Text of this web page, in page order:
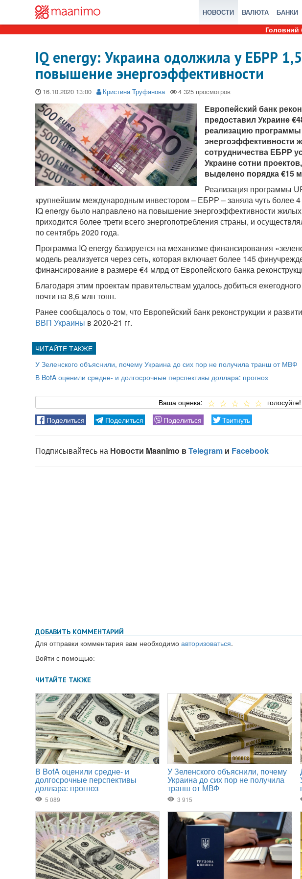
НОВОСТИ ВАЛЮТА БАНКИ
Головний
IQ energy: Украина одолжила у ЕБРР
повышение энергоэффективности
16.10.2020 Кристина Труфанова
Европейский банк
предоставил Украине
реализацию
энергоэффективности
сотрудничества ЕБРР
Украине сотни
выделено порядка €15
Реализация программы
крупнейшим международным инвестором – ЕБРР – заняла чуть более
IQ energy было направлено на повышение энергоэффективности
приходится более трети всего энергопотребления страны, и
по сентябрь 2020 года.
Программа IQ energy базируется на механизме финансирования
модель реализуется через сеть, которая включает более 145
финансирование в размере €4 млрд от Европейского банка
Благодаря этим проектам правительствам удалось добиться
почти на 8,6 млн тонн.
Ранее сообщалось о том, что Европейский банк реконструкции и
ВВП Украины в 2020-21 гг.
У Зеленского объяснили, почему Украина до сих пор не получила транш от МВФ
В BofA оценили средне- и долгосрочные перспективы доллара: прогноз
ДОБАВИТЬ КОММЕНТАРИЙ
Для отправки комментария вам необходимо авторизоваться.
Войти с помощью: